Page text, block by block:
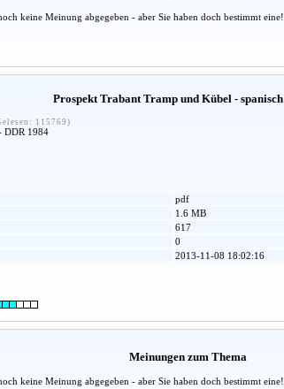
keine Meinung abgegeben - aber Sie haben doch bestimmt eine!
Prospekt Trabant Tramp und Kübel - spanisch
115769)
DDR 1984
pdf
1.6 MB
617
0
2013-11-08 18:02:16
Meinungen zum Thema
keine Meinung abgegeben - aber Sie haben doch bestimmt eine!